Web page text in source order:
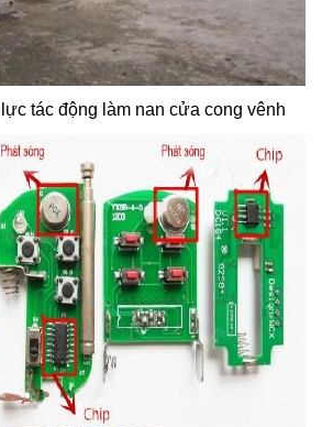
tác động làm nan cửa cong vênh